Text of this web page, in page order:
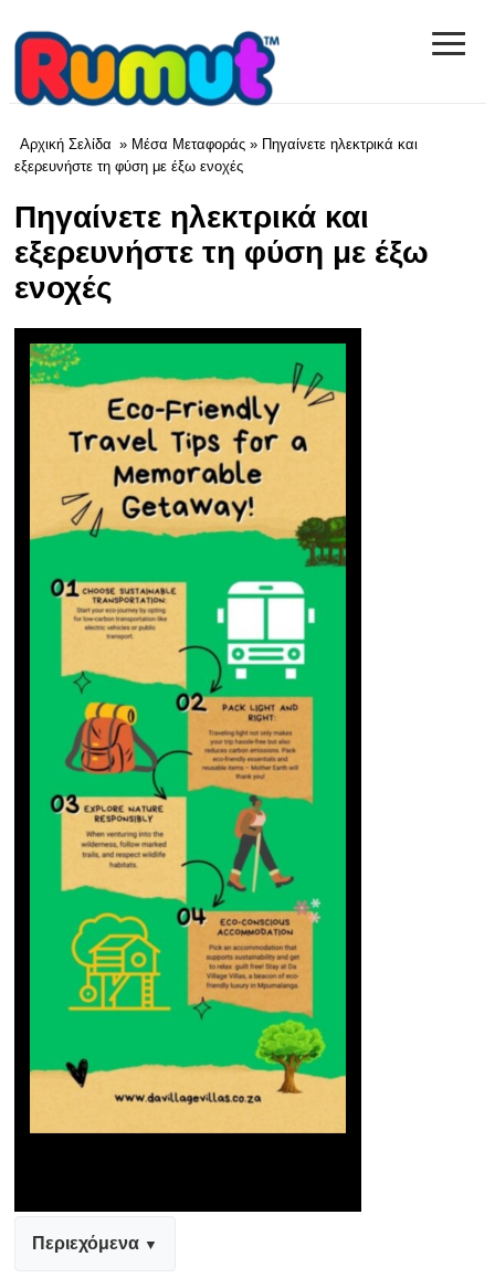
rumut.com≡
Αρχική Σελίδα » Μέσα Μεταφοράς » Πηγαίνετε ηλεκτρικά και
εξερευνήστε τη φύση με έξω ενοχές
Πηγαίνετε ηλεκτρικά και
εξερευνήστε τη φύση με έξω
ενοχές
Περιεχόμενα